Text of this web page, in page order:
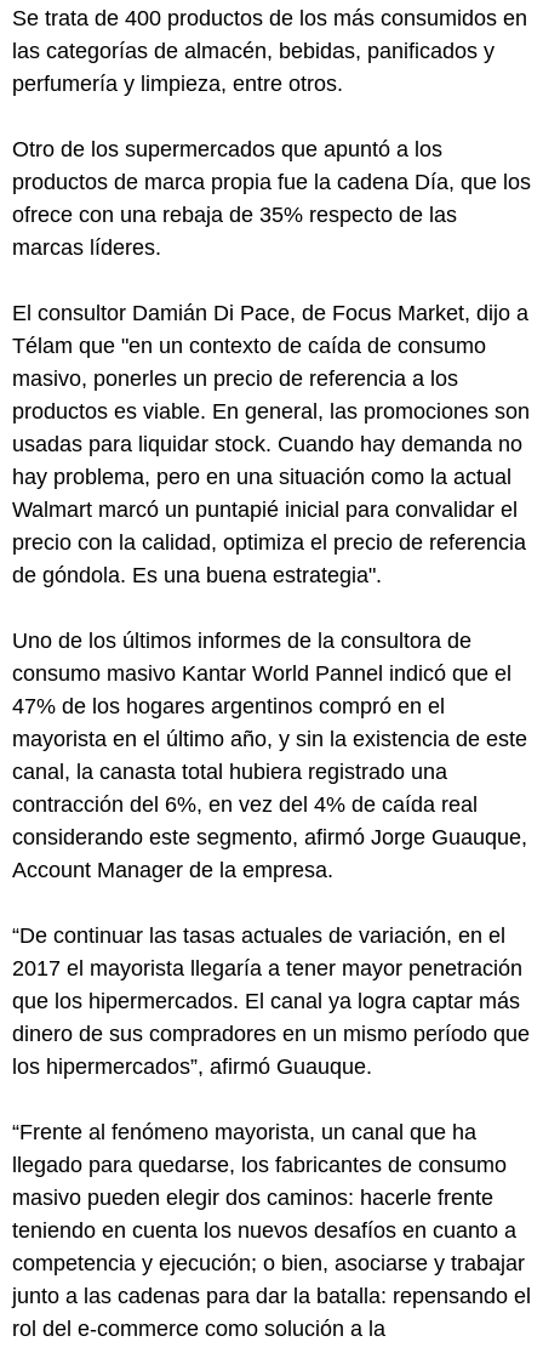
Se trata de 400 productos de los más consumidos en
las categorías de almacén, bebidas, panificados y
perfumería y limpieza, entre otros.
Otro de los supermercados que apuntó a los
productos de marca propia fue la cadena Día, que los
ofrece con una rebaja de 35% respecto de las
marcas líderes.
El consultor Damián Di Pace, de Focus Market, dijo a
Télam que "en un contexto de caída de consumo
masivo, ponerles un precio de referencia a los
productos es viable. En general, las promociones son
usadas para liquidar stock. Cuando hay demanda no
hay problema, pero en una situación como la actual
Walmart marcó un puntapié inicial para convalidar el
precio con la calidad, optimiza el precio de referencia
de góndola. Es una buena estrategia".
Uno de los últimos informes de la consultora de
consumo masivo Kantar World Pannel indicó que el
47% de los hogares argentinos compró en el
mayorista en el último año, y sin la existencia de este
canal, la canasta total hubiera registrado una
contracción del 6%, en vez del 4% de caída real
considerando este segmento, afirmó Jorge Guauque,
Account Manager de la empresa.
“De continuar las tasas actuales de variación, en el
2017 el mayorista llegaría a tener mayor penetración
que los hipermercados. El canal ya logra captar más
dinero de sus compradores en un mismo período que
los hipermercados”, afirmó Guauque.
“Frente al fenómeno mayorista, un canal que ha
llegado para quedarse, los fabricantes de consumo
masivo pueden elegir dos caminos: hacerle frente
teniendo en cuenta los nuevos desafíos en cuanto a
competencia y ejecución; o bien, asociarse y trabajar
junto a las cadenas para dar la batalla: repensando el
rol del e-commerce como solución a la